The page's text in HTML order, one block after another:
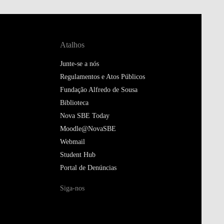
Atalhos
Junte-se a nós
Regulamentos e Atos Públicos
Fundação Alfredo de Sousa
Biblioteca
Nova SBE Today
Moodle@NovaSBE
Webmail
Student Hub
Portal de Denúncias
Siga-nos